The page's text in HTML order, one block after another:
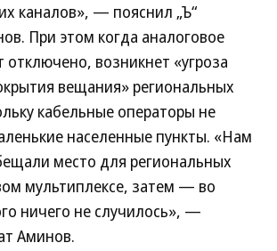
каналов», — пояснил „Ъ“
При этом когда аналоговое
возникнет «угроза
вещания» региональных
кабельные операторы не
населенные пункты. «Нам
место для региональных
мультиплексе, затем — во
ничего не случилось», —
Аминов.